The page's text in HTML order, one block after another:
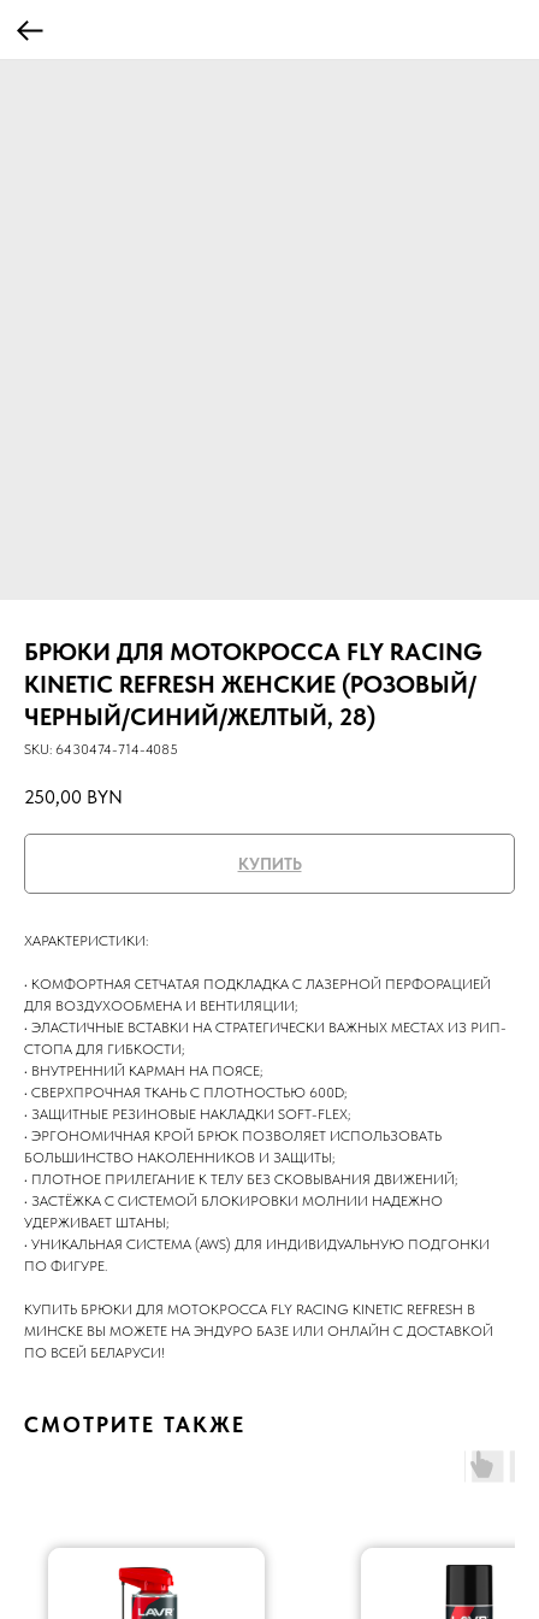
БРЮКИ ДЛЯ МОТОКРОССА FLY RACING
KINETIC REFRESH ЖЕНСКИЕ (РОЗОВЫЙ/
ЧЕРНЫЙ/СИНИЙ/ЖЕЛТЫЙ, 28)
SKU: 6430474-714-4085
250,00 BYN
КУПИТЬ
ХАРАКТЕРИСТИКИ:
• КОМФОРТНАЯ СЕТЧАТАЯ ПОДКЛАДКА С ЛАЗЕРНОЙ ПЕРФОРАЦИЕЙ
ДЛЯ ВОЗДУХООБМЕНА И ВЕНТИЛЯЦИИ;
• ЭЛАСТИЧНЫЕ ВСТАВКИ НА СТРАТЕГИЧЕСКИ ВАЖНЫХ МЕСТАХ ИЗ РИП-
СТОПА ДЛЯ ГИБКОСТИ;
• ВНУТРЕННИЙ КАРМАН НА ПОЯСЕ;
• СВЕРХПРОЧНАЯ ТКАНЬ С ПЛОТНОСТЬЮ 600D;
• ЗАЩИТНЫЕ РЕЗИНОВЫЕ НАКЛАДКИ SOFT-FLEX;
• ЭРГОНОМИЧНАЯ КРОЙ БРЮК ПОЗВОЛЯЕТ ИСПОЛЬЗОВАТЬ
БОЛЬШИНСТВО НАКОЛЕННИКОВ И ЗАЩИТЫ;
• ПЛОТНОЕ ПРИЛЕГАНИЕ К ТЕЛУ БЕЗ СКОВЫВАНИЯ ДВИЖЕНИЙ;
• ЗАСТЁЖКА С СИСТЕМОЙ БЛОКИРОВКИ МОЛНИИ НАДЕЖНО
УДЕРЖИВАЕТ ШТАНЫ;
• УНИКАЛЬНАЯ СИСТЕМА (AWS) ДЛЯ ИНДИВИДУАЛЬНУЮ ПОДГОНКИ
ПО ФИГУРЕ.
КУПИТЬ БРЮКИ ДЛЯ МОТОКРОССА FLY RACING KINETIC REFRESH В
МИНСКЕ ВЫ МОЖЕТЕ НА ЭНДУРО БАЗЕ ИЛИ ОНЛАЙН С ДОСТАВКОЙ
ПО ВСЕЙ БЕЛАРУСИ!
СМОТРИТЕ ТАКЖЕ